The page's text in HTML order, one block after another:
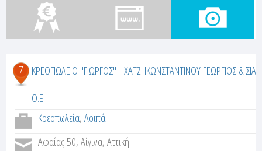
7
ΚΡΕΟΠΩΛΕΙΟ "ΓΙΩΡΓΟΣ" - ΧΑΤΖΗΚΩΝΣΤΑΝΤΙΝΟΥ ΓΕΩΡΓΙΟΣ & ΣΙΑ
Ο.Ε.
Κρεοπωλεία,Λοιπά
Αφαίας 50, Αίγινα, Αττική